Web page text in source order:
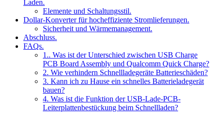
Laden.
Elemente und Schaltungsstil.
Dollar-Konverter für hocheffiziente Stromlieferungen.
Sicherheit und Wärmemanagement.
Abschluss.
FAQs.
1.. Was ist der Unterschied zwischen USB Charge
PCB Board Assembly und Qualcomm Quick Charge?
2. Wie verhindern Schnellladegeräte Batterieschäden?
3. Kann ich zu Hause ein schnelles Batterieladegerät
bauen?
4. Was ist die Funktion der USB-Lade-PCB-
Leiterplattenbestückung beim Schnellladen?